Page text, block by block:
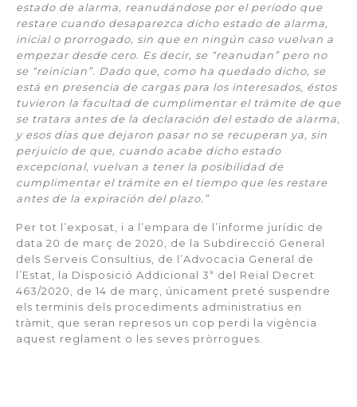
estado de alarma, reanudándose por el período que
restare cuando desaparezca dicho estado de alarma,
inicial o prorrogado, sin que en ningún caso vuelvan a
empezar desde cero. Es decir, se “reanudan” pero no
se “reinician”. Dado que, como ha quedado dicho, se
está en presencia de cargas para los interesados, éstos
tuvieron la facultad de cumplimentar el trámite de que
se tratara antes de la declaración del estado de alarma,
y esos días que dejaron pasar no se recuperan ya, sin
perjuicio de que, cuando acabe dicho estado
excepcional, vuelvan a tener la posibilidad de
cumplimentar el trámite en el tiempo que les restare
antes de la expiración del plazo.”
Per tot l’exposat, i a l’empara de l’informe jurídic de
data 20 de març de 2020, de la Subdirecció General
dels Serveis Consultius, de l’Advocacia General de
l’Estat, la Disposició Addicional 3ª del Reial Decret
463/2020, de 14 de març, únicament preté suspendre
els terminis dels procediments administratius en
tràmit, que seran represos un cop perdi la vigència
aquest reglament o les seves pròrrogues.